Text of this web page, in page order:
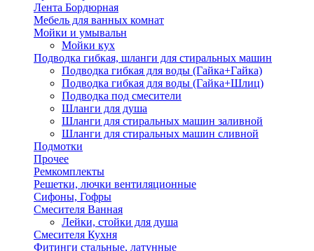
Лента Бордюрная
Мебель для ванных комнат
Мойки и умывальн
Мойки кух
Подводка гибкая, шланги для стиральных машин
Подводка гибкая для воды (Гайка+Гайка)
Подводка гибкая для воды (Гайка+Шлиц)
Подводка под смесители
Шланги для душа
Шланги для стиральных машин заливной
Шланги для стиральных машин сливной
Подмотки
Прочее
Ремкомплекты
Решетки, лючки вентиляционные
Сифоны, Гофры
Смесителя Ванная
Лейки, стойки для душа
Смесителя Кухня
Фитинги стальные, латунные